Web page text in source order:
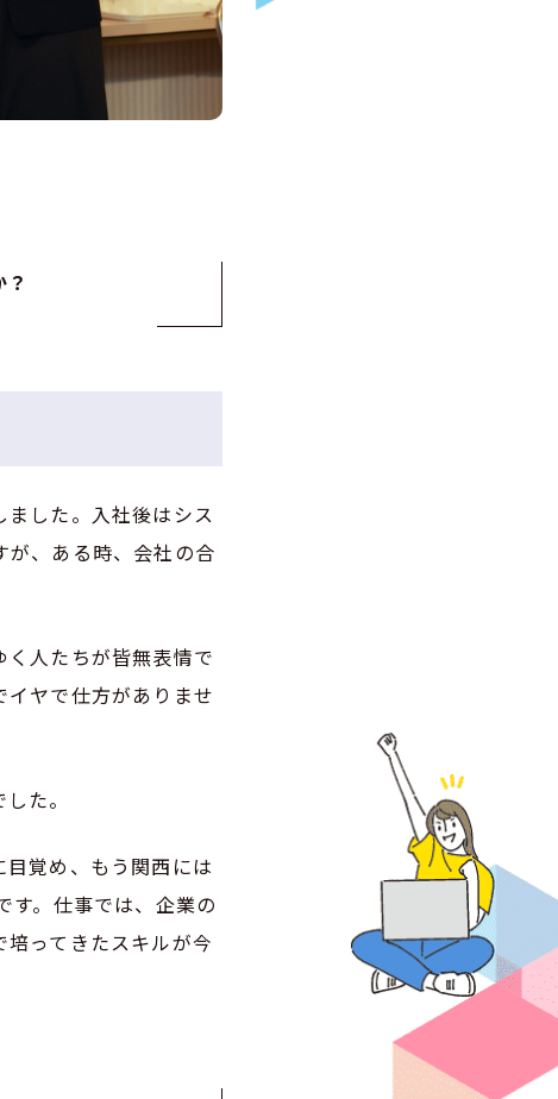
した。入社後はシス
が、ある時、会社の合
人たちが皆無表情で
ヤで仕方がありませ
た。
覚め、もう関西には
す。仕事では、企業の
ってきたスキルが今